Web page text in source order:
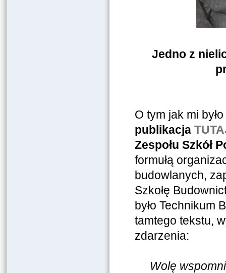
Jedno z
O tym jak mi
publikacja
Zespołu Szkół
formułą
budowlanych,
Szkołę
było Technikum
tamtego tekstu,
zdarzenia:
Wolę